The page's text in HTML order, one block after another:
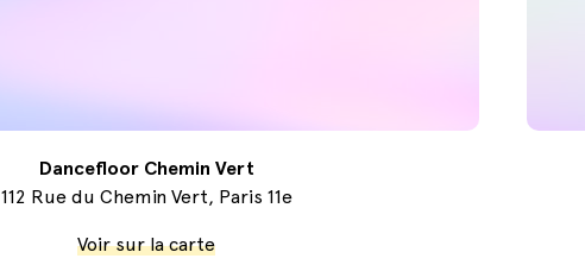
Dancefloor Chemin Vert
112 Rue du Chemin Vert, Paris 11e
Voir sur la carte